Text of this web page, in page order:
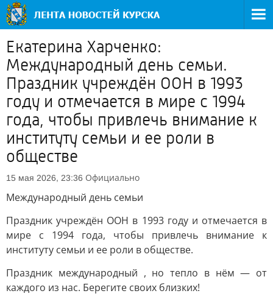
Екатерина Харченко:
Международный день семьи.
Праздник учреждён ООН в 1993
году и отмечается в мире с 1994
года, чтобы привлечь внимание к
институту семьи и ее роли в
обществе
15 мая 2026, 23:36 Официально
Международный день семьи
Праздник учреждён ООН в 1993 году и отмечается в
мире с 1994 года, чтобы привлечь внимание к
институту семьи и ее роли в обществе.
Праздник международный , но тепло в нём — от
каждого из нас. Берегите своих близких!